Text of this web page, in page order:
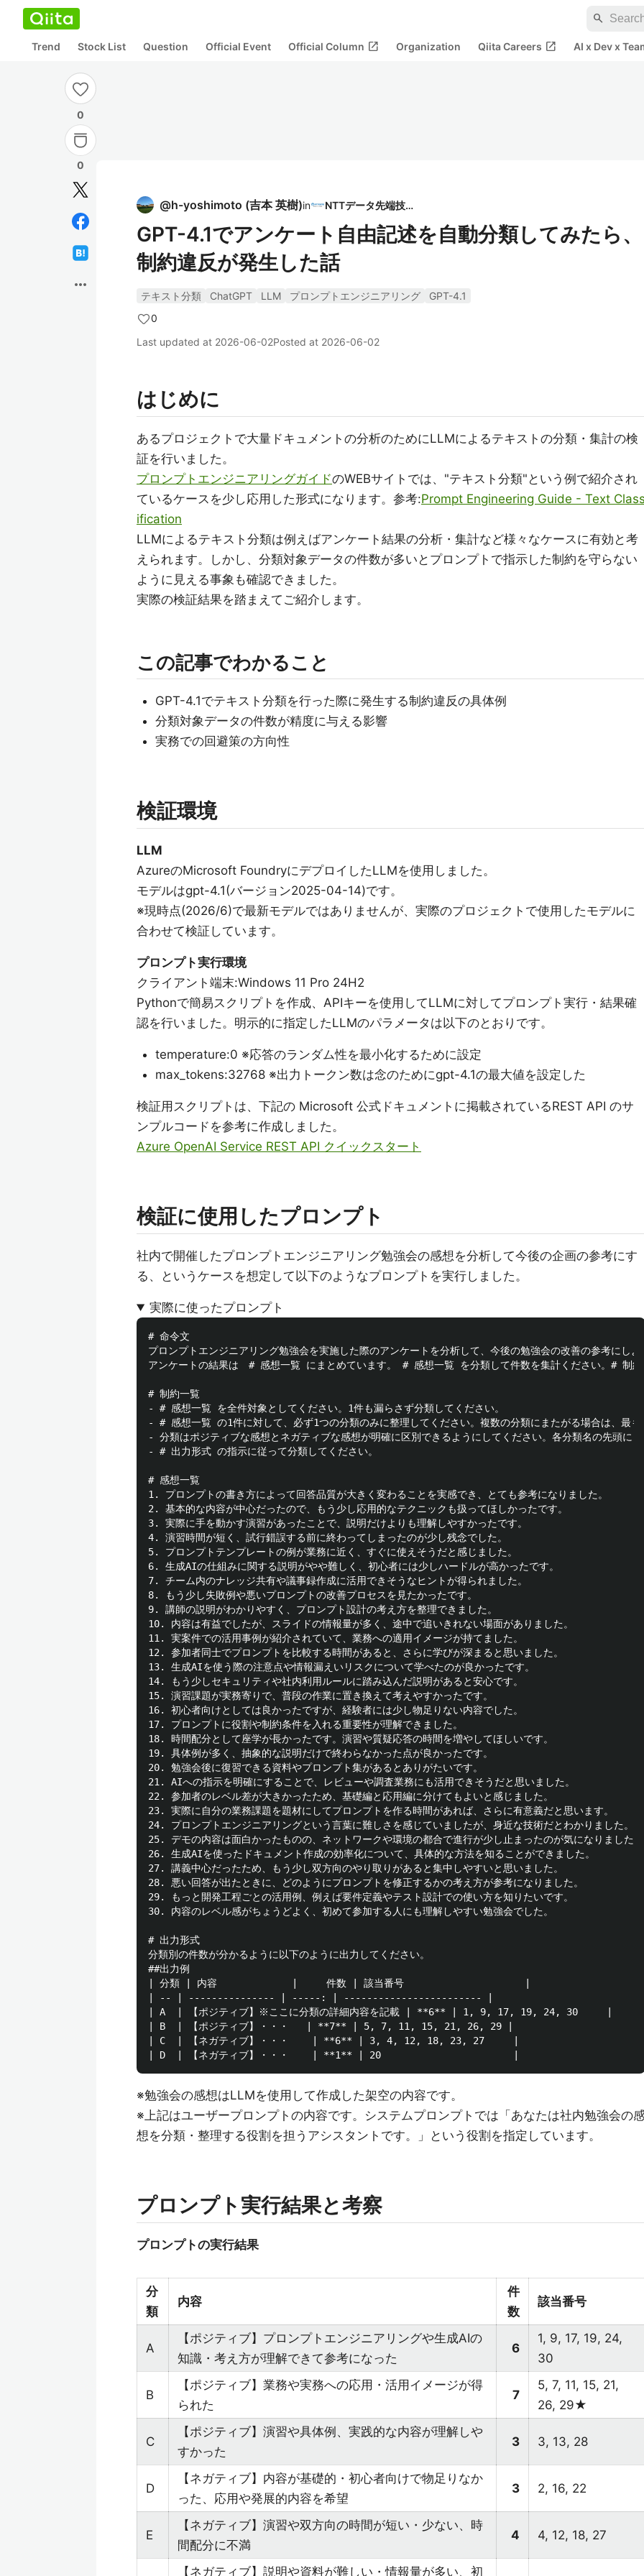
search
Trend Stock List Question Official Event Official Column open_in_new Organization Qiita Careers open_in_new AI x Dev x
0
0
more_horiz
@h-yoshimoto (吉本 英樹)in NTTデータ先端技術
GPT-4.1でアンケート自由記述を自動分類してみたら、
制約違反が発生した話
テキスト分類 ChatGPT LLM プロンプトエンジニアリング
GPT-4.1
0
Last updated at 2026-06-02Posted at 2026-06-02
はじめに
あるプロジェクトで大量ドキュメントの分析のためにLLMによるテキストの分類・集計の検
証を行いました。
プロンプトエンジニアリングガイドのWEBサイトでは、"テキスト分類"という例で紹介され
ているケースを少し応用した形式になります。参考:Prompt Engineering Guide - Text
ification
LLMによるテキスト分類は例えばアンケート結果の分析・集計など様々なケースに有効と考
えられます。しかし、分類対象データの件数が多いとプロンプトで指示した制約を守らない
ように見える事象も確認できました。
実際の検証結果を踏まえてご紹介します。
この記事でわかること
GPT-4.1でテキスト分類を行った際に発生する制約違反の具体例
分類対象データの件数が精度に与える影響
実務での回避策の方向性
検証環境
LLM
AzureのMicrosoft FoundryにデプロイしたLLMを使用しました。
モデルはgpt-4.1(バージョン2025-04-14)です。
※現時点(2026/6)で最新モデルではありませんが、実際のプロジェクトで使用したモデルに
合わせて検証しています。
プロンプト実行環境
クライアント端末:Windows 11 Pro 24H2
Pythonで簡易スクリプトを作成、APIキーを使用してLLMに対してプロンプト実行・結果確
認を行いました。明示的に指定したLLMのパラメータは以下のとおりです。
temperature:0 ※応答のランダム性を最小化するために設定
max_tokens:32768 ※出力トークン数は念のためにgpt-4.1の最大値を設定した
検証用スクリプトは、下記の Microsoft 公式ドキュメントに掲載されているREST API のサ
ンプルコードを参考に作成しました。
Azure OpenAI Service REST API クイックスタート
検証に使用したプロンプト
社内で開催したプロンプトエンジニアリング勉強会の感想を分析して今後の企画の参考にす
る、というケースを想定して以下のようなプロンプトを実行しました。
実際に使ったプロンプト
# 命令文
プロンプトエンジニアリング勉強会を実施した際のアンケートを分析して、今後の勉強会の改善の参考にし
アンケートの結果は　# 感想一覧 にまとめています。 # 感想一覧 を分類して件数を集計ください。# 制
# 制約一覧
- # 感想一覧 を全件対象としてください。1件も漏らさず分類してください。
- # 感想一覧 の1件に対して、必ず1つの分類のみに整理してください。複数の分類にまたがる場合は、最
- 分類はポジティブな感想とネガティブな感想が明確に区別できるようにしてください。各分類名の先頭に
- # 出力形式 の指示に従って分類してください。
# 感想一覧
1. プロンプトの書き方によって回答品質が大きく変わることを実感でき、とても参考になりました。
2. 基本的な内容が中心だったので、もう少し応用的なテクニックも扱ってほしかったです。
3. 実際に手を動かす演習があったことで、説明だけよりも理解しやすかったです。
4. 演習時間が短く、試行錯誤する前に終わってしまったのが少し残念でした。
5. プロンプトテンプレートの例が業務に近く、すぐに使えそうだと感じました。
6. 生成AIの仕組みに関する説明がやや難しく、初心者には少しハードルが高かったです。
7. チーム内のナレッジ共有や議事録作成に活用できそうなヒントが得られました。
8. もう少し失敗例や悪いプロンプトの改善プロセスを見たかったです。
9. 講師の説明がわかりやすく、プロンプト設計の考え方を整理できました。
10. 内容は有益でしたが、スライドの情報量が多く、途中で追いきれない場面がありました。
11. 実案件での活用事例が紹介されていて、業務への適用イメージが持てました。
12. 参加者同士でプロンプトを比較する時間があると、さらに学びが深まると思いました。
13. 生成AIを使う際の注意点や情報漏えいリスクについて学べたのが良かったです。
14. もう少しセキュリティや社内利用ルールに踏み込んだ説明があると安心です。
15. 演習課題が実務寄りで、普段の作業に置き換えて考えやすかったです。
16. 初心者向けとしては良かったですが、経験者には少し物足りない内容でした。
17. プロンプトに役割や制約条件を入れる重要性が理解できました。
18. 時間配分として座学が長かったです。演習や質疑応答の時間を増やしてほしいです。
19. 具体例が多く、抽象的な説明だけで終わらなかった点が良かったです。
20. 勉強会後に復習できる資料やプロンプト集があるとありがたいです。
21. AIへの指示を明確にすることで、レビューや調査業務にも活用できそうだと思いました。
22. 参加者のレベル差が大きかったため、基礎編と応用編に分けてもよいと感じました。
23. 実際に自分の業務課題を題材にしてプロンプトを作る時間があれば、さらに有意義だと思います。
24. プロンプトエンジニアリングという言葉に難しさを感じていましたが、身近な技術だとわかりました。
25. デモの内容は面白かったものの、ネットワークや環境の都合で進行が少し止まったのが気になりました。
26. 生成AIを使ったドキュメント作成の効率化について、具体的な方法を知ることができました。
27. 講義中心だったため、もう少し双方向のやり取りがあると集中しやすいと思いました。
28. 悪い回答が出たときに、どのようにプロンプトを修正するかの考え方が参考になりました。
29. もっと開発工程ごとの活用例、例えば要件定義やテスト設計での使い方を知りたいです。
30. 内容のレベル感がちょうどよく、初めて参加する人にも理解しやすい勉強会でした。
# 出力形式
分類別の件数が分かるように以下のように出力してください。
##出力例
| 分類 | 内容             |     件数 | 該当番号                     |
| -- | --------------- | -----: | ------------------------ |
| A  | 【ポジティブ】※ここに分類の詳細内容を記載 | **6** | 1, 9, 17, 19, 24, 30     |
| B  | 【ポジティブ】・・・   | **7** | 5, 7, 11, 15, 21, 26, 29 |
| C  | 【ネガティブ】・・・    | **6** | 3, 4, 12, 18, 23, 27     |
※勉強会の感想はLLMを使用して作成した架空の内容です。
※上記はユーザープロンプトの内容です。システムプロンプトでは「あなたは社内勉強会の
想を分類・整理する役割を担うアシスタントです。」という役割を指定しています。
プロンプト実行結果と考察
プロンプトの実行結果
分
類
内容
件
数
該当番号
A
【ポジティブ】プロンプトエンジニアリングや生成AIの
知識・考え方が理解できて参考になった
6
1, 9, 17, 19, 24,
30
B
【ポジティブ】業務や実務への応用・活用イメージが得
られた
7
5, 7, 11, 15, 21,
26, 29★
C
【ポジティブ】演習や具体例、実践的な内容が理解しや
すかった
3 3, 13, 28
D
【ネガティブ】内容が基礎的・初心者向けで物足りなか
った、応用や発展的内容を希望
3 2, 16, 22
E
【ネガティブ】演習や双方向の時間が短い・少ない、時
間配分に不満
4 4, 12, 18, 27
【ネガティブ】説明や資料が難しい・情報量が多い、初